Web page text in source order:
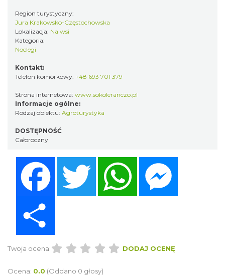
Region turystyczny:
Jura Krakowsko-Częstochowska
Lokalizacja: Na wsi
Kategoria:
Noclegi
Kontakt:
Telefon komórkowy: +48 693 701 379
Strona internetowa: www.sokoleranczo.pl
Informacje ogólne:
Rodzaj obiektu: Agroturystyka
DOSTĘPNOŚĆ
Całoroczny
Twitter WhatsApp
Twoja ocena: DODAJ OCENĘ
Ocena: 0.0 (Oddano 0 głosy)